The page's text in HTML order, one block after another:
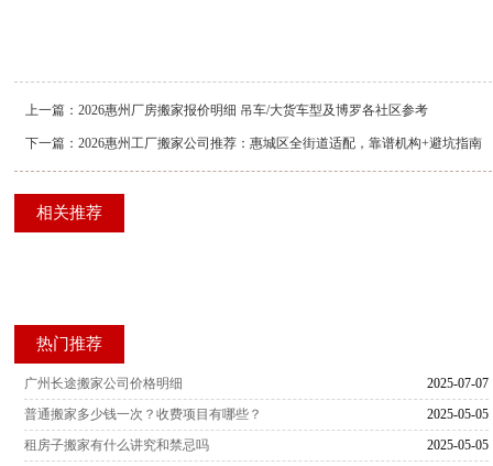
上一篇：2026惠州厂房搬家报价明细 吊车/大货车型及博罗各社区参考
下一篇：2026惠州工厂搬家公司推荐：惠城区全街道适配，靠谱机构+避坑指南
相关推荐
热门推荐
2025-07-07
广州长途搬家公司价格明细
2025-05-05
普通搬家多少钱一次？收费项目有哪些？
2025-05-05
租房子搬家有什么讲究和禁忌吗